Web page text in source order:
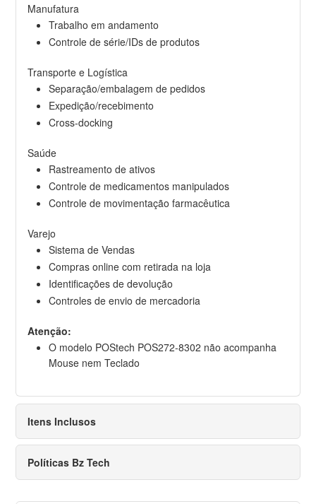
Manufatura
Trabalho em andamento
Controle de série/IDs de produtos
Transporte e Logística
Separação/embalagem de pedidos
Expedição/recebimento
Cross-docking
Saúde
Rastreamento de ativos
Controle de medicamentos manipulados
Controle de movimentação farmacêutica
Varejo
Sistema de Vendas
Compras online com retirada na loja
Identificações de devolução
Controles de envio de mercadoria
Atenção:
O modelo POStech POS272-8302 não acompanha
Mouse nem Teclado
Itens Inclusos
Políticas Bz Tech